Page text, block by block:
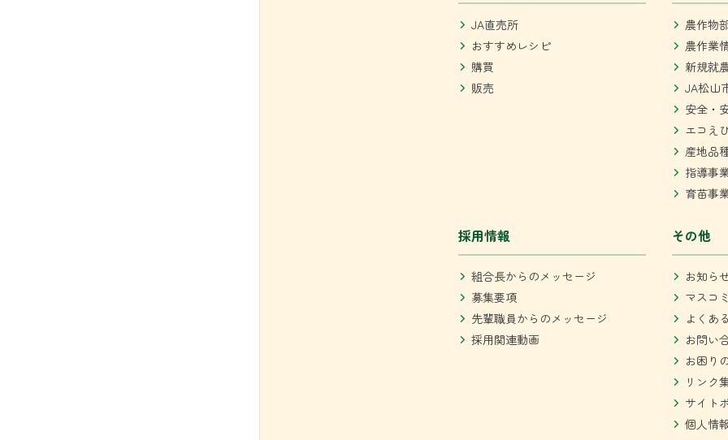
JA直売所
おすすめレシピ
購買
販売
農作物
農作業
新規就
JA松山
安全・
エコえ
産地品
指導事
育苗事
採用情報
組合長からのメッセージ
募集要項
先輩職員からのメッセージ
採用関連動画
その他
お知ら
マスコ
よくあ
お問い
お困り
リンク
サイト
個人情